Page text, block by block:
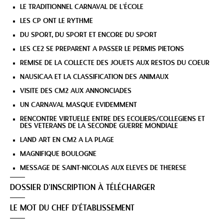
LE TRADITIONNEL CARNAVAL DE L’ÉCOLE
LES CP ONT LE RYTHME
DU SPORT, DU SPORT ET ENCORE DU SPORT
LES CE2 SE PREPARENT A PASSER LE PERMIS PIETONS
REMISE DE LA COLLECTE DES JOUETS AUX RESTOS DU COEUR
NAUSICAA ET LA CLASSIFICATION DES ANIMAUX
VISITE DES CM2 AUX ANNONCIADES
UN CARNAVAL MASQUE EVIDEMMENT
RENCONTRE VIRTUELLE ENTRE DES ECOLIERS/COLLEGIENS ET
DES VETERANS DE LA SECONDE GUERRE MONDIALE
LAND ART EN CM2 A LA PLAGE
MAGNIFIQUE BOULOGNE
MESSAGE DE SAINT-NICOLAS AUX ELEVES DE THERESE
DOSSIER D’INSCRIPTION À TÉLÉCHARGER
LE MOT DU CHEF D’ÉTABLISSEMENT